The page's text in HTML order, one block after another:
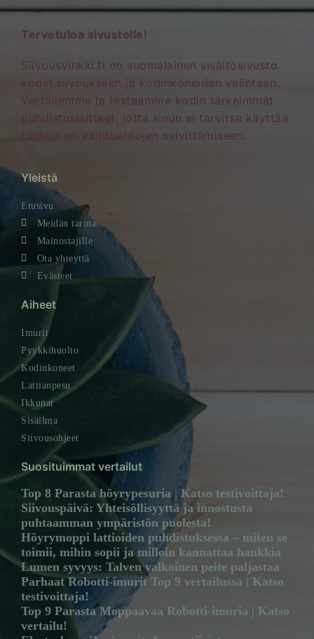
Tervetuloa sivustolle!
Siivousvinkki.fi on suomalainen sisältösivusto
kodin siivoukseen ja kodinkoneiden valintaan.
Vertailemme ja testaamme kodin tärkeimmät
puhdistuslaitteet, jotta sinun ei tarvitse käyttää
tunteja eri vaihtoehtojen selvittämiseen.
Yleistä
Etusivu
Meidän tarina
Mainostajille
Ota yhteyttä
Evästeet
Aiheet
Imurit
Pyykkihuolto
Kodinkoneet
Lattianpesu
Ikkunat
Sisäilma
Siivousohjeet
Suosituimmat vertailut
Top 8 Parasta höyrypesuria | Katso testivoittaja!
Siivouspäivä: Yhteisöllisyyttä ja innostusta
puhtaamman ympäristön puolesta!
Höyrymoppi lattioiden puhdistuksessa – miten se
toimii, mihin sopii ja milloin kannattaa hankkia
Lumen syvyys: Talven valkoinen peite paljastaa
Parhaat Robotti-imurit Top 9 vertailussa | Katso
testivoittaja!
Top 9 Parasta Moppaavaa Robotti-imuria | Katso
vertailu!